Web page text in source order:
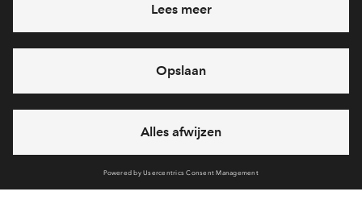
Heb je een vraag en wil je direct antwoord? Bel ons op088
712 27 15
6 dagen per week beschikbaar (behalve tijdens
feestdagen)
vandaag van 09:00 - 18:00 uur